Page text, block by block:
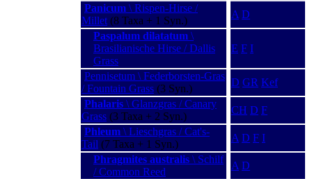
Panicum \ Rispen-Hirse /
Millet (8 Taxa + 1 Syn.)
A D
Paspalum dilatatum \
Brasilianische Hirse / Dallis
Grass
E F I
Pennisetum \ Federborsten-Gras
/ Fountain Grass (3 Syn.)
D GR Kef
Phalaris \ Glanzgras / Canary
Grass (3 Taxa + 2 Syn.)
CH D F
Phleum \ Lieschgras / Cat's-
Tail (7 Taxa + 1 Syn.)
A D F I
Phragmites australis \ Schilf
/ Common Reed
A D